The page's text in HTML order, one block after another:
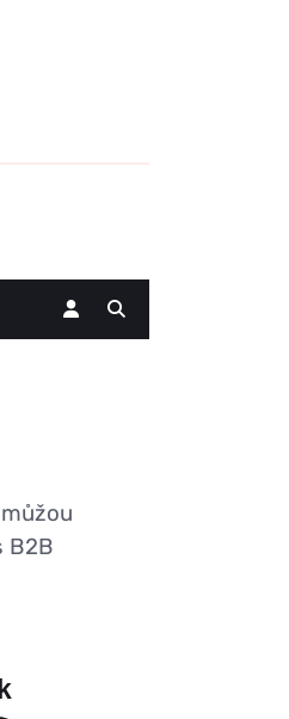
B2B